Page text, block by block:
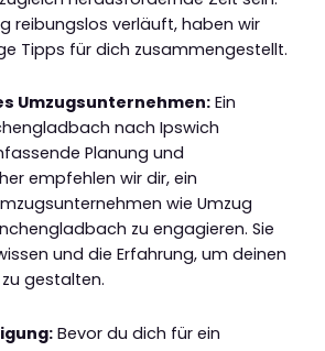
reibungslos verläuft, haben wir
Tipps für dich zusammengestellt.
Umzugsunternehmen: Ein
nach Ipswich
Planung und
empfehlen wir dir, ein
wie Umzug
zu engagieren. Sie
und die Erfahrung, um deinen
gestalten.
Bevor du dich für ein